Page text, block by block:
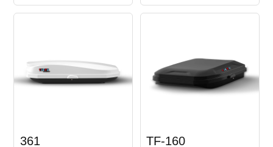
361 TF-160